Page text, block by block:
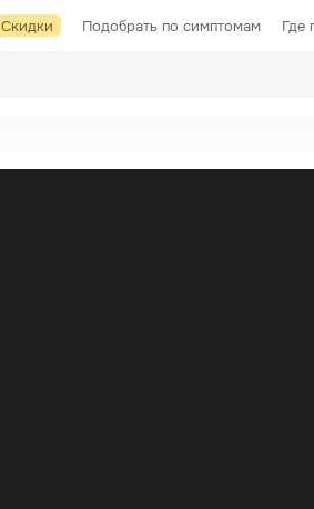
Скидки Подобрать по симптомам Где